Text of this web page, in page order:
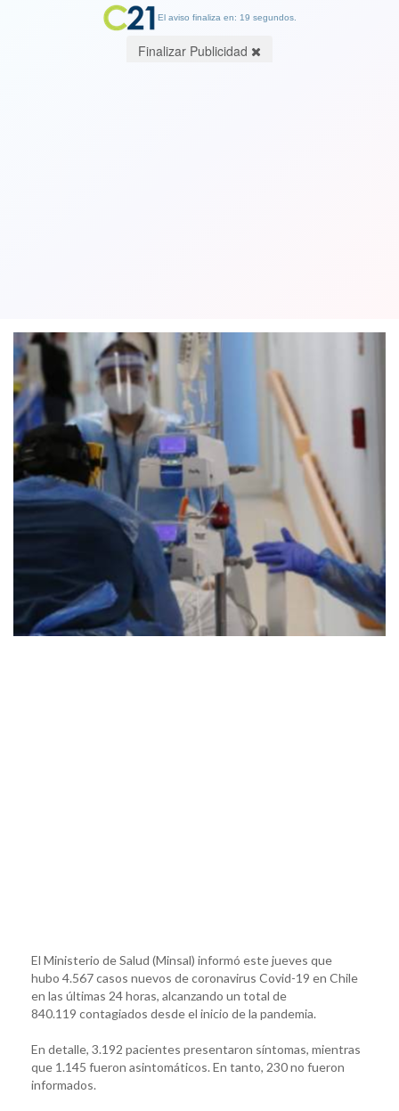
El Ministerio de Salud (Minsal) informó este jueves que
hubo 4.567 casos nuevos de coronavirus Covid-19 en Chile
en las últimas 24 horas, alcanzando un total de
840.119 contagiados desde el inicio de la pandemia.
En detalle, 3.192 pacientes presentaron síntomas, mientras
que 1.145 fueron asintomáticos. En tanto, 230 no fueron
informados.
El aviso finaliza en: 19 segundos.
Finalizar Publicidad